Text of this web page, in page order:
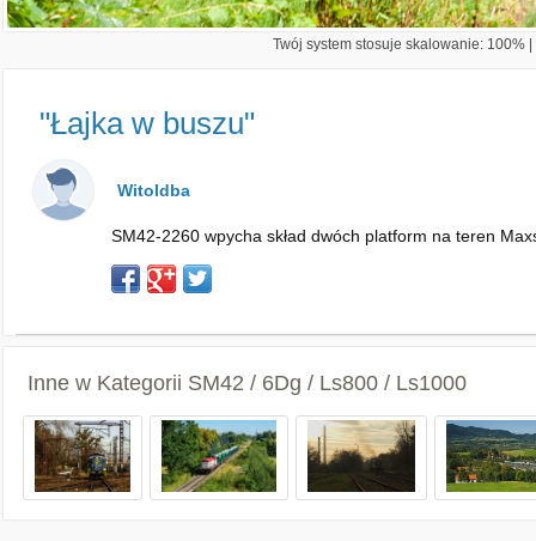
Twój system stosuje skalowanie: 100%
"Łajka w buszu"
Witoldba
SM42-2260 wpycha skład dwóch platform na teren
Inne w Kategorii SM42 / 6Dg / Ls800 / Ls1000